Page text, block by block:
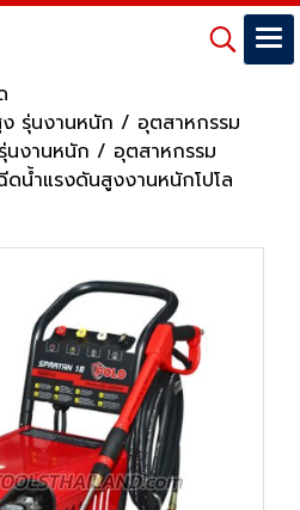
ง รุ่นงานหนัก / อุตสาหกรรม
นงานหนัก / อุตสาหกรรม
ดน้ำแรงดันสูงงานหนักโปโล